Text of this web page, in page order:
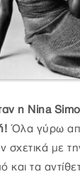
η Nina
Όλα γύρω
σχετικά με
και τα